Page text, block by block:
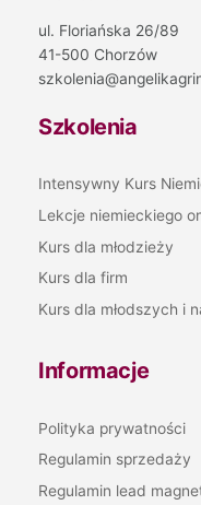
ul. Floriańska 26/89
41-500 Chorzów
Szkolenia
Intensywny Kurs
Lekcje niemieckiego
Kurs dla młodzieży
Kurs dla firm
Kurs dla młodszych i
Informacje
Polityka prywatności
Regulamin sprzedaży
Regulamin lead